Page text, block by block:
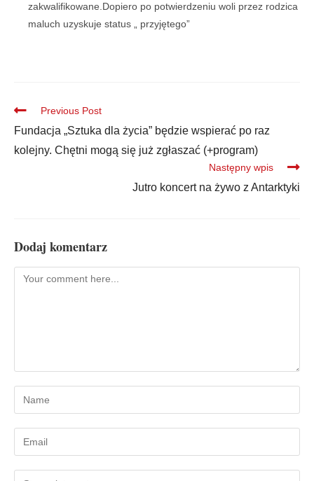
zakwalifikowane.Dopiero po potwierdzeniu woli przez rodzica
maluch uzyskuje status „ przyjętego”
Previous Post
Fundacja „Sztuka dla życia” będzie wspierać po raz
kolejny. Chętni mogą się już zgłaszać (+program)
Następny wpis
Jutro koncert na żywo z Antarktyki
Dodaj komentarz